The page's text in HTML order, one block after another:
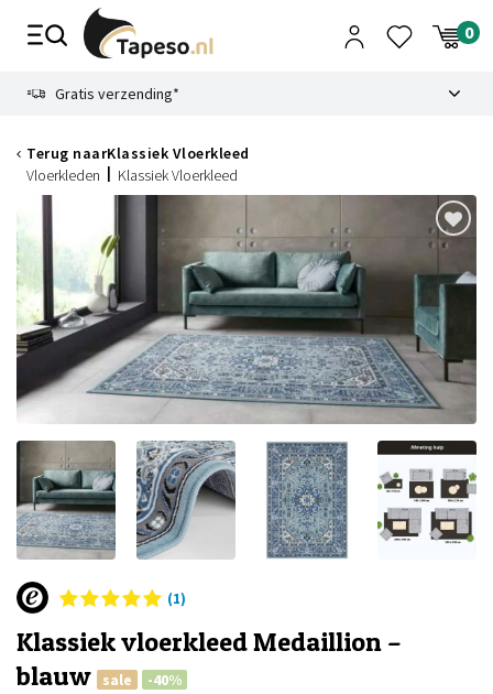
Gratis verzending*
Terug naarKlassiek Vloerkleed
Vloerkleden
Klassiek Vloerkleed
(1)
Klassiek vloerkleed Medaillion –
blauw
sale -40%